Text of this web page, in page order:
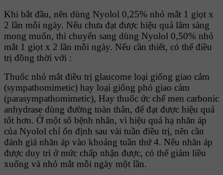
Khi bắt đầu, nên dùng Nyolol 0,25% nhỏ mắt 1 giọt x
2 lần mỗi ngày. Nếu chưa đạt được hiệu quả lâm sàng
mong muốn, thì chuyển sang dùng Nyolol 0,50% nhỏ
mắt 1 giọt x 2 lần mỗi ngày. Nếu cần thiết, có thể điều
trị đồng thời với :
Thuốc nhỏ mắt điều trị glaucome loại giống giao cảm
(sympathomimetic) hay loại giống phó giao cảm
(parasympathomimetic), Hay thuốc ức chế men carbonic
anhydrase dùng đường toàn thân, để đạt được hiệu quả
tốt hơn. Ở một số bệnh nhân, vì hiệu quả hạ nhãn áp
của Nyolol chỉ ổn định sau vài tuần điều trị, nên cần
đánh giá nhãn áp vào khoảng tuần thứ 4. Nếu nhãn áp
được duy trì ở mức chấp nhận được, có thể giảm liều
xuống và nhỏ mắt mỗi ngày một lần.